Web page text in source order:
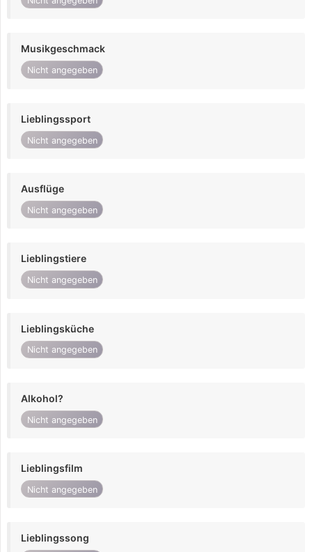
Musikgeschmack
Nicht angegeben
Lieblingssport
Nicht angegeben
Ausflüge
Nicht angegeben
Lieblingstiere
Nicht angegeben
Lieblingsküche
Nicht angegeben
Alkohol?
Nicht angegeben
Lieblingsfilm
Nicht angegeben
Lieblingssong